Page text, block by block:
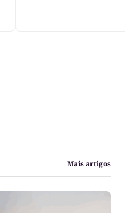
Mais artigos